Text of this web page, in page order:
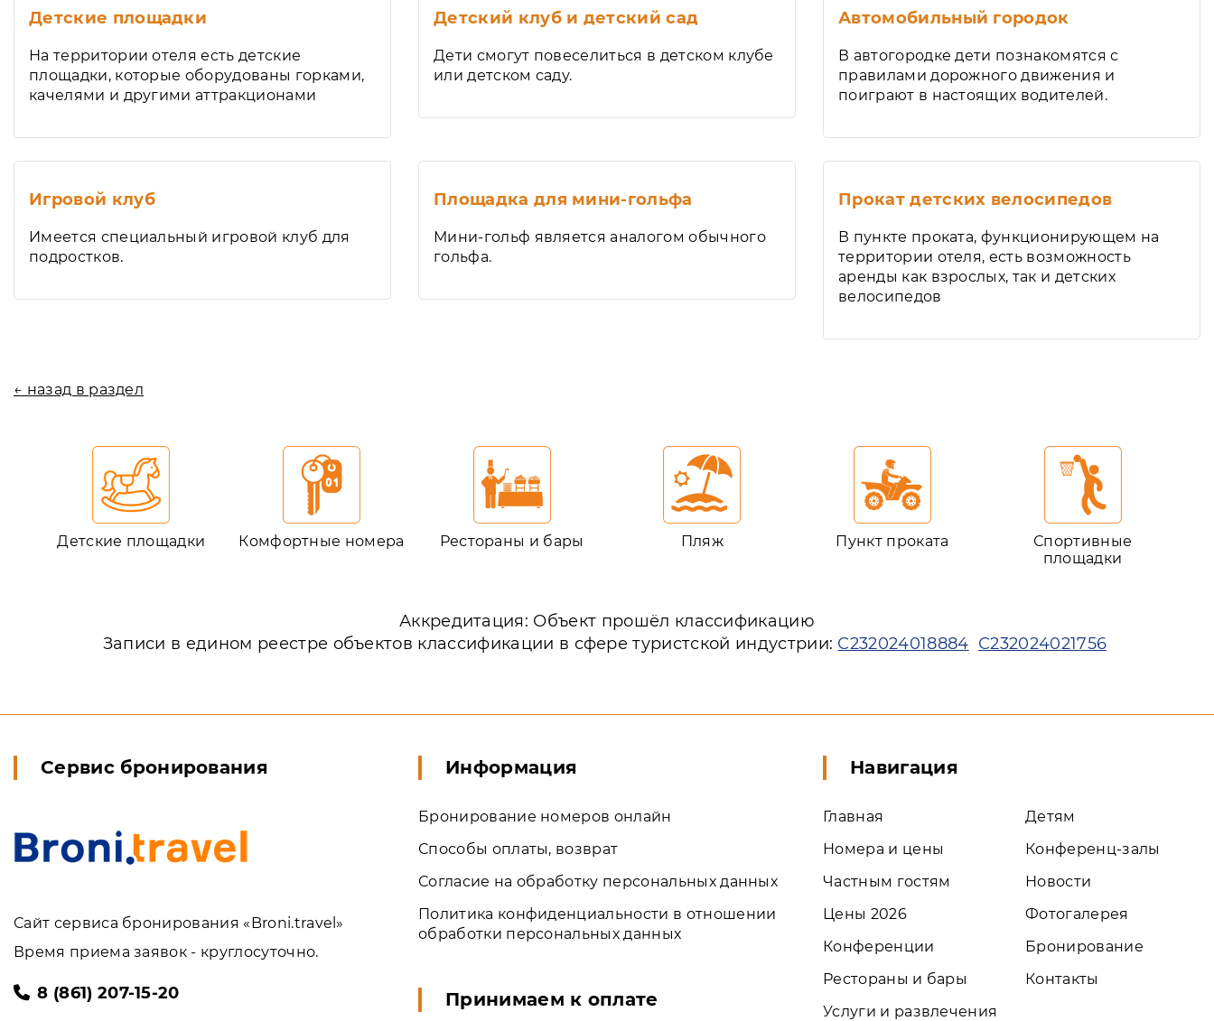
Детские площадки
На территории отеля есть детские
площадки, которые оборудованы горками,
качелями и другими аттракционами
Детский клуб и детский сад
Дети смогут повеселиться в детском клубе
или детском саду.
Автомобильный городок
В автогородке дети познакомятся с
правилами дорожного движения и
поиграют в настоящих водителей.
Игровой клуб
Имеется специальный игровой клуб для
подростков.
Площадка для мини-гольфа
Мини-гольф является аналогом обычного
гольфа.
Прокат детских велосипедов
В пункте проката, функционирующем на
территории отеля, есть возможность
аренды как взрослых, так и детских
велосипедов
← назад в раздел
Детские площадки Комфортные номера Рестораны и бары Пляж Пункт проката
Спортивные
площадки
Аккредитация: Объект прошёл классификацию
Записи в едином реестре объектов классификации в сфере туристской индустрии: С232024018884 С232024021756
Сервис бронирования
Сайт сервиса бронирования «Broni.travel»
Время приема заявок - круглосуточно.
8 (861) 207-15-20
Информация
Бронирование номеров онлайн
Способы оплаты, возврат
Согласие на обработку персональных данных
Политика конфиденциальности в отношении
обработки персональных данных
Принимаем к оплате
Навигация
Главная
Номера и цены
Частным гостям
Цены 2026
Конференции
Рестораны и бары
Услуги и развлечения
Детям
Конференц-залы
Новости
Фотогалерея
Бронирование
Контакты